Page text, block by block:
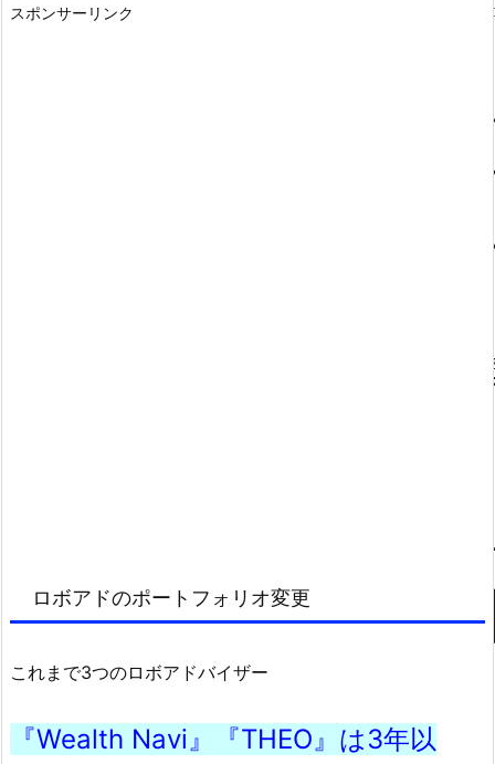
スポンサーリンク
ロボアドのポートフォリオ変更
これまで3つのロボアドバイザー
『Wealth Navi』『THEO』は3年以